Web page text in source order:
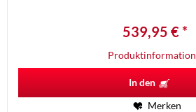
539,95 € *
In den
Merken